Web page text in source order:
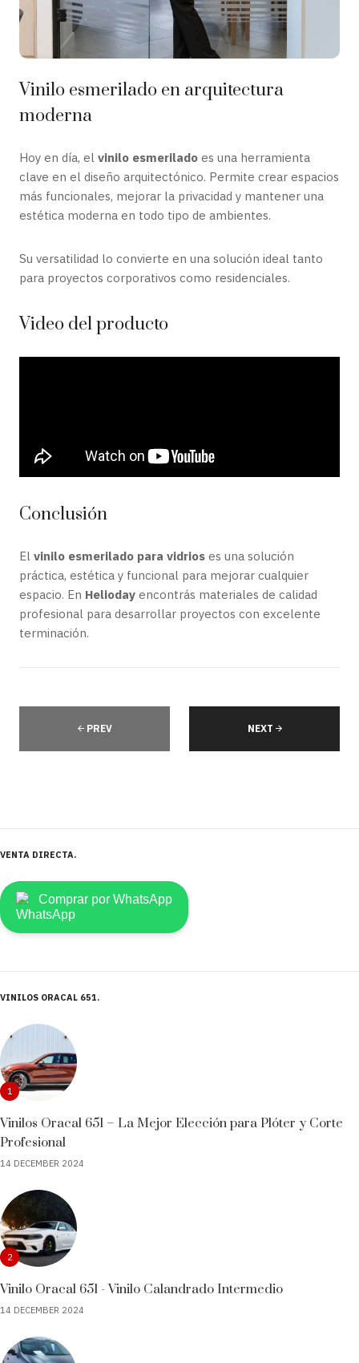
Vinilo esmerilado en arquitectura
moderna
Hoy en día, el vinilo esmerilado es una herramienta
clave en el diseño arquitectónico. Permite crear espacios
más funcionales, mejorar la privacidad y mantener una
estética moderna en todo tipo de ambientes.
Su versatilidad lo convierte en una solución ideal tanto
para proyectos corporativos como residenciales.
Video del producto
Conclusión
El vinilo esmerilado para vidrios es una solución
práctica, estética y funcional para mejorar cualquier
espacio. En Helioday encontrás materiales de calidad
profesional para desarrollar proyectos con excelente
terminación.
PREV NEXT
VENTA DIRECTA
Comprar por WhatsApp
VINILOS ORACAL 651
1
Vinilos Oracal 651 – La Mejor Elección para Plóter y Corte
Profesional
14 DECEMBER 2024
2
Vinilo Oracal 651 - Vinilo Calandrado Intermedio
14 DECEMBER 2024